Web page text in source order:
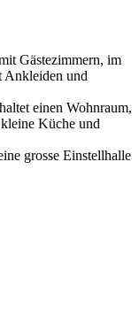
Gästezimmern, im
Ankleiden und
einen Wohnraum,
Küche und
grosse Einstellhalle